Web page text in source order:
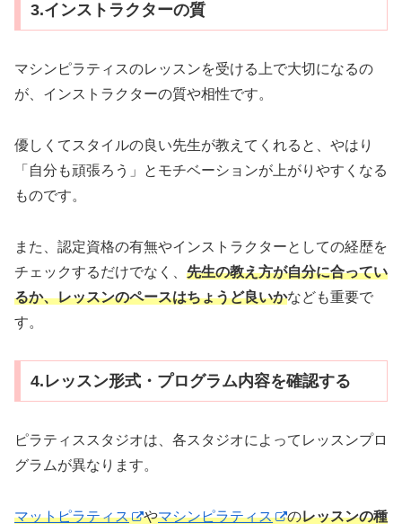
3.インストラクターの質
マシンピラティスのレッスンを受ける上で大切になるの
が、インストラクターの質や相性です。
優しくてスタイルの良い先生が教えてくれると、やはり
「自分も頑張ろう」とモチベーションが上がりやすくなる
ものです。
また、認定資格の有無やインストラクターとしての経歴を
チェックするだけでなく、 先生の教え方が自分に合ってい
るか、レッスンのペースはちょうど良いかなども重要で
す。
4.レッスン形式・プログラム内容を確認する
ピラティススタジオは、各スタジオによってレッスンプロ
グラムが異なります。
マットピラティス やマシンピラティス のレッスンの種